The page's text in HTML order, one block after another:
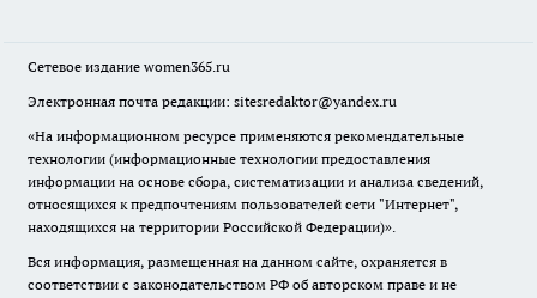
Сетевое издание women365.ru
Электронная почта редакции: sitesredaktor@yandex.ru
«На информационном ресурсе применяются рекомендательные
технологии (информационные технологии предоставления
информации на основе сбора, систематизации и анализа сведений,
относящихся к предпочтениям пользователей сети "Интернет",
находящихся на территории Российской Федерации)».
Вся информация, размещенная на данном сайте, охраняется в
соответствии с законодательством РФ об авторском праве и не